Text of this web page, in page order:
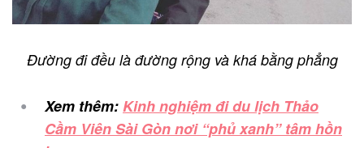
Đường đi đều là đường rộng và khá bằng phẳng
Xem thêm:Kinh nghiệm đi du lịch Thảo
Cầm Viên Sài Gòn nơi “phủ xanh” tâm hồn